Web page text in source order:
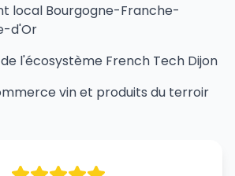
local Bourgogne-Franche-
d'Or
l'écosystème French Tech Dijon
vin et produits du terroir